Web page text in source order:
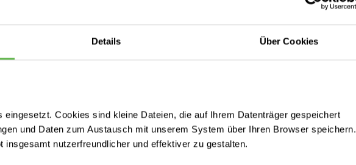
Details Über Cookies
eingesetzt. Cookies sind kleine Dateien, die auf Ihrem Datenträger gespeichert
und Daten zum Austausch mit unserem System über Ihren Browser speichern.
insgesamt nutzerfreundlicher und effektiver zu gestalten.